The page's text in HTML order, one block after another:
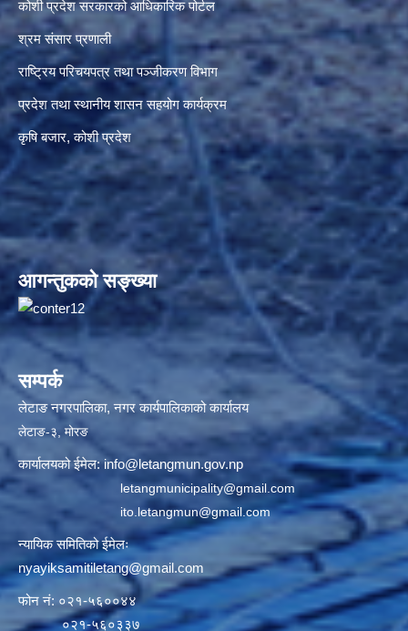
कोशी प्रदेश सरकारको आधिकारिक पोर्टल
श्रम संसार प्रणाली
राष्ट्रिय परिचयपत्र तथा पञ्जीकरण विभाग
प्रदेश तथा स्थानीय शासन सहयोग कार्यक्रम
कृषि बजार, कोशी प्रदेश
आगन्तुकको सङ्ख्या
सम्पर्क
लेटाङ नगरपालिका, नगर कार्यपालिकाको कार्यालय
लेटाङ-३, मोरङ
कार्यालयको ईमेल:info@letangmun.gov.np
letangmunicipality@gmail.com
ito.letangmun@gmail.com
न्यायिक समितिको ईमेलः
nyayiksamitiletang@gmail.com
फोन नं: ०२१-५६००४४
०२१-५६०३३७